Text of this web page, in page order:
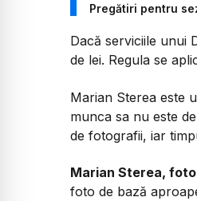
Pregătiri pentru
Dacă serviciile unui
de lei. Regula se
Marian Sterea este
munca sa nu este
de fotografii, iar
Marian Sterea,
foto de bază